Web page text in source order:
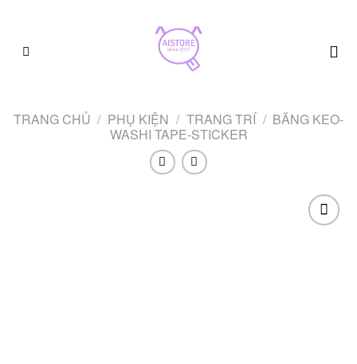
content
TRANG CHỦ / PHỤ KIỆN / TRANG TRÍ / BĂNG KEO-
WASHI TAPE-STICKER